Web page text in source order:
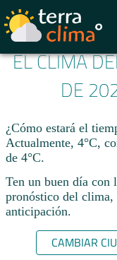
EL CLIMA
DE
¿Cómo estará el
Actualmente, 4°C,
de 4°C.
Ten un buen día con
pronóstico del
anticipación.​
CAMBIAR